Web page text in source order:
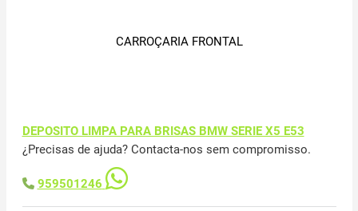
CARROÇARIA FRONTAL
DEPOSITO LIMPA PARA BRISAS BMW SERIE X5 E53
¿Precisas de ajuda? Contacta-nos sem compromisso.
959501246